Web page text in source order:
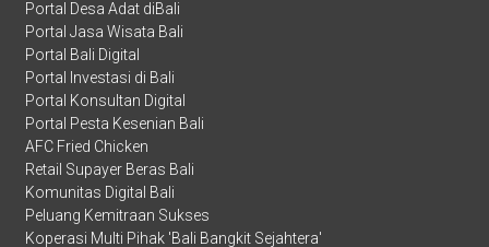
Portal Desa Adat diBali
Portal Jasa Wisata Bali
Portal Bali Digital
Portal Investasi di Bali
Portal Konsultan Digital
Portal Pesta Kesenian Bali
AFC Fried Chicken
Retail Supayer Beras Bali
Komunitas Digital Bali
Peluang Kemitraan Sukses
Koperasi Multi Pihak 'Bali Bangkit Sejahtera'